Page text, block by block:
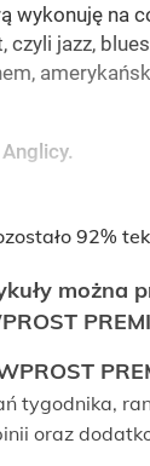
wykonuję na
czyli jazz,
92%
można
tygodnika,
oraz